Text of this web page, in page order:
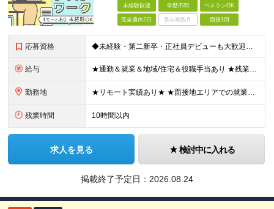
未経験歓迎 学歴不問 ベテランOK
完全週休2日 賞与複数月 面接1回
応募資格 ◆未経験・第二新卒・正社員デビューも大歓迎／経験・知識ゼロでOK！ ◆学歴不問 ★人物重視 ★入社前の経験・スキルはゼロでOK CADの基本的な知識・操作経験がある方は歓迎します。 地方在住の方も
給与 ★通勤＆就業＆地域/住宅＆役職手当あり ★残業代は全額支給 ★選べる給与制度あり！ ■東京・神奈川・千葉・埼玉勤務の場合 月給24.5万円～55万円＋諸手当 （残業代は全額支給） (20,000円の
勤務地 ★リモート実績あり★ ★面接地エリアでの就業率92％以上！ 『地元で働きたい』という希望に、業界トップクラス約7,000件の取引事業所数、90,000件以上のプロジェクトから検討をいたします。 全
残業時間 10時間以内
求人を見る 検討中に入れる
掲載終了予定日： 2026.08.24